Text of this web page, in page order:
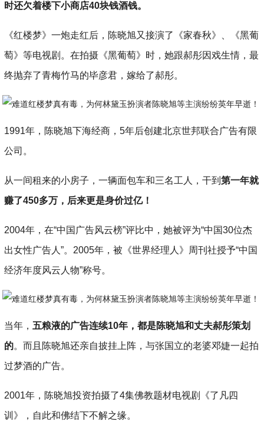
时还欠着楼下小商店40块钱酒钱。
《红楼梦》一炮走红后，陈晓旭又接演了《家春秋》、《黑葡
萄》等电视剧。在拍摄《黑葡萄》时，她跟郝彤因戏生情，最
终抛弃了青梅竹马的毕彦君，嫁给了郝彤。
1991年，陈晓旭下海经商，5年后创建北京世邦联合广告有限
公司。
从一间租来的小房子，一辆面包车和三名工人，干到第一年就
赚了450多万，后来更是身价过亿！
2004年，在“中国广告风云榜”评比中，她被评为“中国30位杰
出女性广告人”。2005年，被《世界经理人》周刊社授予“中国
经济年度风云人物”称号。
当年， 五粮液的广告连续10年，都是陈晓旭和丈夫郝彤策划
的。而且陈晓旭还亲自披挂上阵，与张国立的老婆邓婕一起拍
过梦酒的广告。
2001年，陈晓旭投资拍摄了4集佛教题材电视剧《了凡四
训》，自此和佛结下不解之缘。